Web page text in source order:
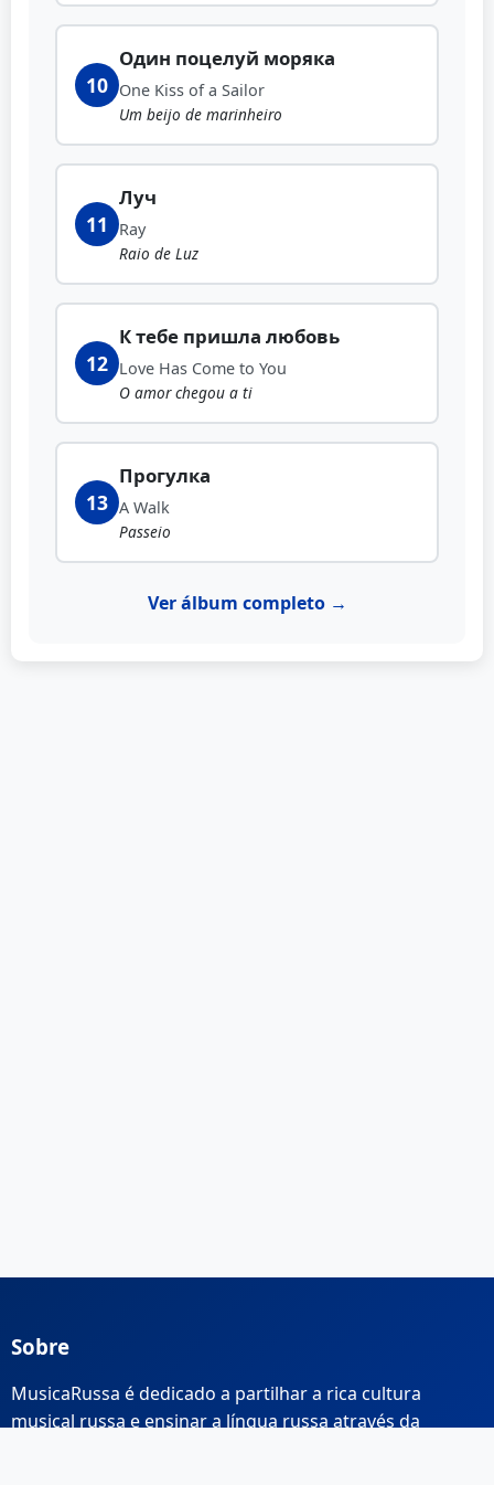
10
Один поцелуй моряка
One Kiss of a Sailor
Um beijo de marinheiro
11
Луч
Ray
Raio de Luz
12
К тебе пришла любовь
Love Has Come to You
O amor chegou a ti
13
Прогулка
A Walk
Passeio
Ver álbum completo →
Sobre
MusicaRussa é dedicado a partilhar a rica cultura
musical russa e ensinar a língua russa através da